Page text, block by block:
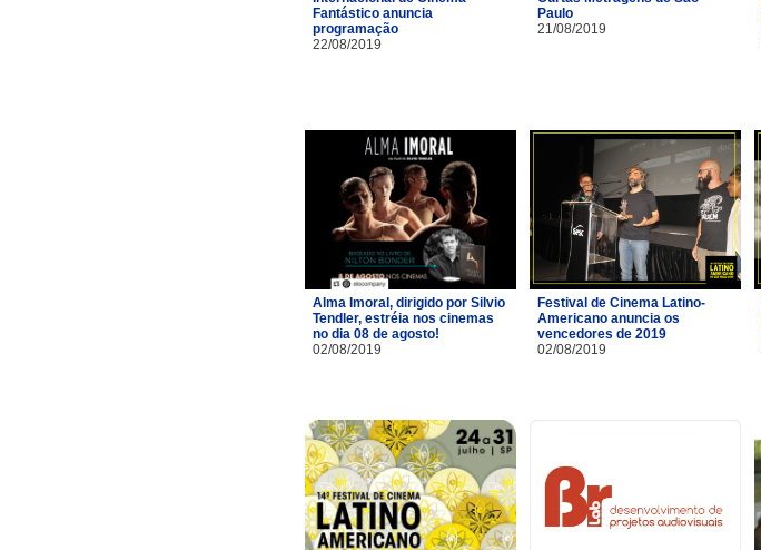
Fantástico anuncia
programação
22/08/2019
Paulo
21/08/2019
Alma Imoral, dirigido por Silvio
Tendler, estréia nos cinemas
no dia 08 de agosto!
02/08/2019
Festival de Cinema Latino-
Americano anuncia os
vencedores de 2019
02/08/2019